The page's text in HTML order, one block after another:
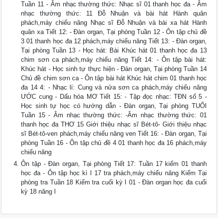
Tuần 11 - Âm nhạc thường thức: Nhạc sĩ 01 thanh học đa - Âm
nhạc thường thức: 11 Đỗ Nhuận và bài hát Hành quân
phách,máy chiếu năng Nhạc sĩ Đỗ Nhuận và bài xa hát Hành
quân xa Tiết 12: - Đàn organ, Tại phòng Tuần 12 - Ôn tập chủ đề
3 01 thanh học đa 12 phách,máy chiếu năng Tiết 13: - Đàn organ,
Tại phòng Tuần 13 - Học hát: Bài Khúc hát 01 thanh học đa 13
chim sơn ca phách,máy chiếu năng Tiết 14: - Ôn tập bài hát:
Khúc hát - Học sinh tự thực hiện - Đàn organ, Tại phòng Tuần 14
Chủ đề chim sơn ca - Ôn tập bài hát Khúc hát chim 01 thanh học
đa 14 4: - Nhạc lí: Cung và nửa sơn ca phách,máy chiếu năng
ƯỚC cung - Dấu hóa MƠ Tiết 15: - Tập đọc nhạc: TĐN số 5 -
Học sinh tự học có hướng dẫn - Đàn organ, Tại phòng TUỔI
Tuần 15 - Âm nhạc thường thức: -Âm nhạc thường thức: 01
thanh học đa THƠ 15 Giới thiệu nhạc sĩ Bét-tô- Giới thiệu nhạc
sĩ Bét-tô-ven phách,máy chiếu năng ven Tiết 16: - Đàn organ, Tại
phòng Tuần 16 - Ôn tập chủ đề 4 01 thanh học đa 16 phách,máy
chiếu năng
Ôn tập - Đàn organ, Tại phòng Tiết 17: Tuần 17 kiểm 01 thanh
học đa - Ôn tập học kì I 17 tra phách,máy chiếu năng Kiểm Tại
phòng tra Tuần 18 Kiểm tra cuối kỳ I 01 - Đàn organ học đa cuối
kỳ 18 năng I